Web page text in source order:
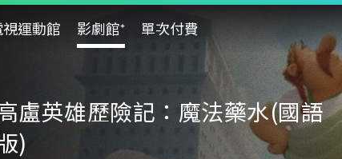
運動館 影劇館⁺ 單次付費
盧英雄歷險記：魔法藥水(國語
)